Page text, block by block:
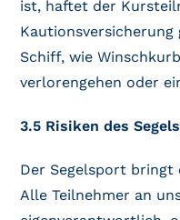
ist, haftet der
Schiff, wie
verlorengehen oder
3.5 Risiken des
Der Segelsport bringt
Alle Teilnehmer an